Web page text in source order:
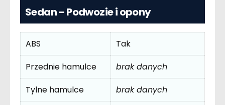
Sedan – Podwozie i opony
ABS
Tak
Przednie hamulce
brak danych
Tylne hamulce
brak danych